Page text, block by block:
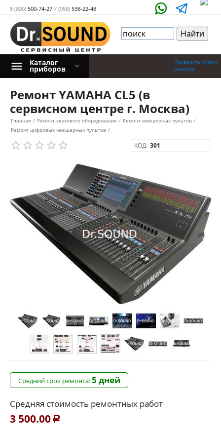
8 (800) 500-74-27 7 (958) 538-22-48
Проверить статус
ремонта
Каталог
приборов
Ремонт YAMAHA CL5 (в
сервисном центре г. Москва)
Главная / Ремонт звукового оборудования / Ремонт микшерных пультов /
Ремонт цифровых микшерных пультов /
КОД: 301
Средний срок ремонта:5 дней
Средняя стоимость ремонтных работ
3 500.00 Р